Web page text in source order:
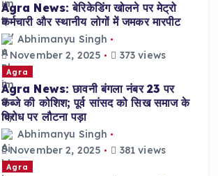
Agra News: बेरिकेडिंग खोलने पर मेट्रो
कर्मचारी और स्थानीय लोगों में जमकर मारपीट
Abhimanyu Singh
November 2, 2025
373 views
Agra
Agra News: छावनी बंगला नंबर 23 पर
कब्जे की कोशिश; पूर्व सांसद को सिख समाज के
विरोध पर लौटना पड़ा
Abhimanyu Singh
November 2, 2025
381 views
Agra